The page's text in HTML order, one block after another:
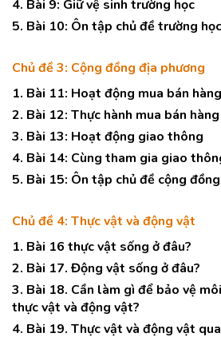
4. Bài 9: Giữ vệ sinh trường học
5. Bài 10: Ôn tập chủ đề trường học
Chủ đề 3: Cộng đồng địa phương
1. Bài 11: Hoạt động mua bán
2. Bài 12: Thực hành mua bán
3. Bài 13: Hoạt động giao thông
4. Bài 14: Cùng tham gia giao
5. Bài 15: Ôn tập chủ đề cộng
Chủ đề 4: Thực vật và động vật
1. Bài 16 thực vật sống ở đâu?
2. Bài 17. Động vật sống ở đâu?
3. Bài 18. Cần làm gì để bảo vệ
thực vật và động vật?
4. Bài 19. Thực vật và động vật